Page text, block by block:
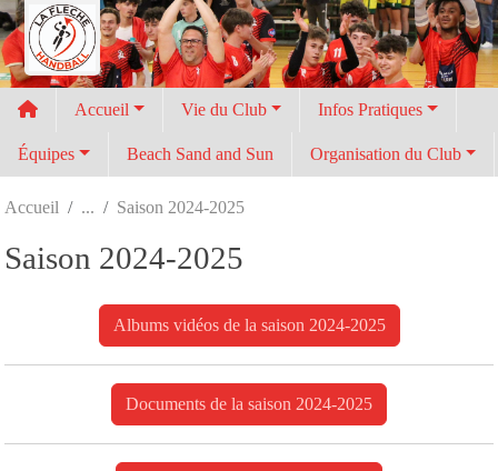
Accueil Vie du Club Infos Pratiques
Équipes Beach Sand and Sun Organisation du Club
Accueil Saison 2024-2025
Saison 2024-2025
Albums vidéos de la saison 2024-2025
Documents de la saison 2024-2025
Panneau de gestion des cookies